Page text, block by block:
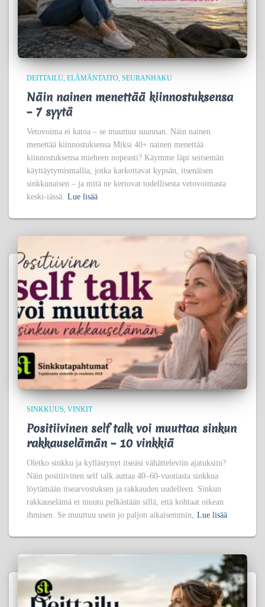
DEITTAILU ELÄMÄNTAITO SEURANHAKU
Näin nainen menettää kiinnostuksensa
– 7 syytä
Vetovoima ei katoa – se muuttuu suunnan. Näin nainen
menettää kiinnostuksensa Miksi 40+ nainen menettää
kiinnostuksensa mieheen nopeasti? Käymme läpi seitsemän
käyttäytymismallia, jotka karkottavat kypsän, itsenäisen
sinkkunaisen – ja mitä ne kertovat todellisesta vetovoimasta
keski-iässä. Lue lisää
SINKKUUS VINKIT
Positiivinen self talk voi muuttaa sinkun
rakkauselämän – 10 vinkkiä
Oletko sinkku ja kyllästynyt itseäsi vähätteleviin ajatuksiin?
Näin positiivinen self talk auttaa 40–60-vuotiasta sinkkua
löytämään itsearvostuksen ja rakkauden uudelleen. Sinkun
rakkauselämä ei muutu pelkästään sillä, että kohtaat oikean
ihmisen. Se muuttuu usein jo paljon aikaisemmin,
Lue lisää